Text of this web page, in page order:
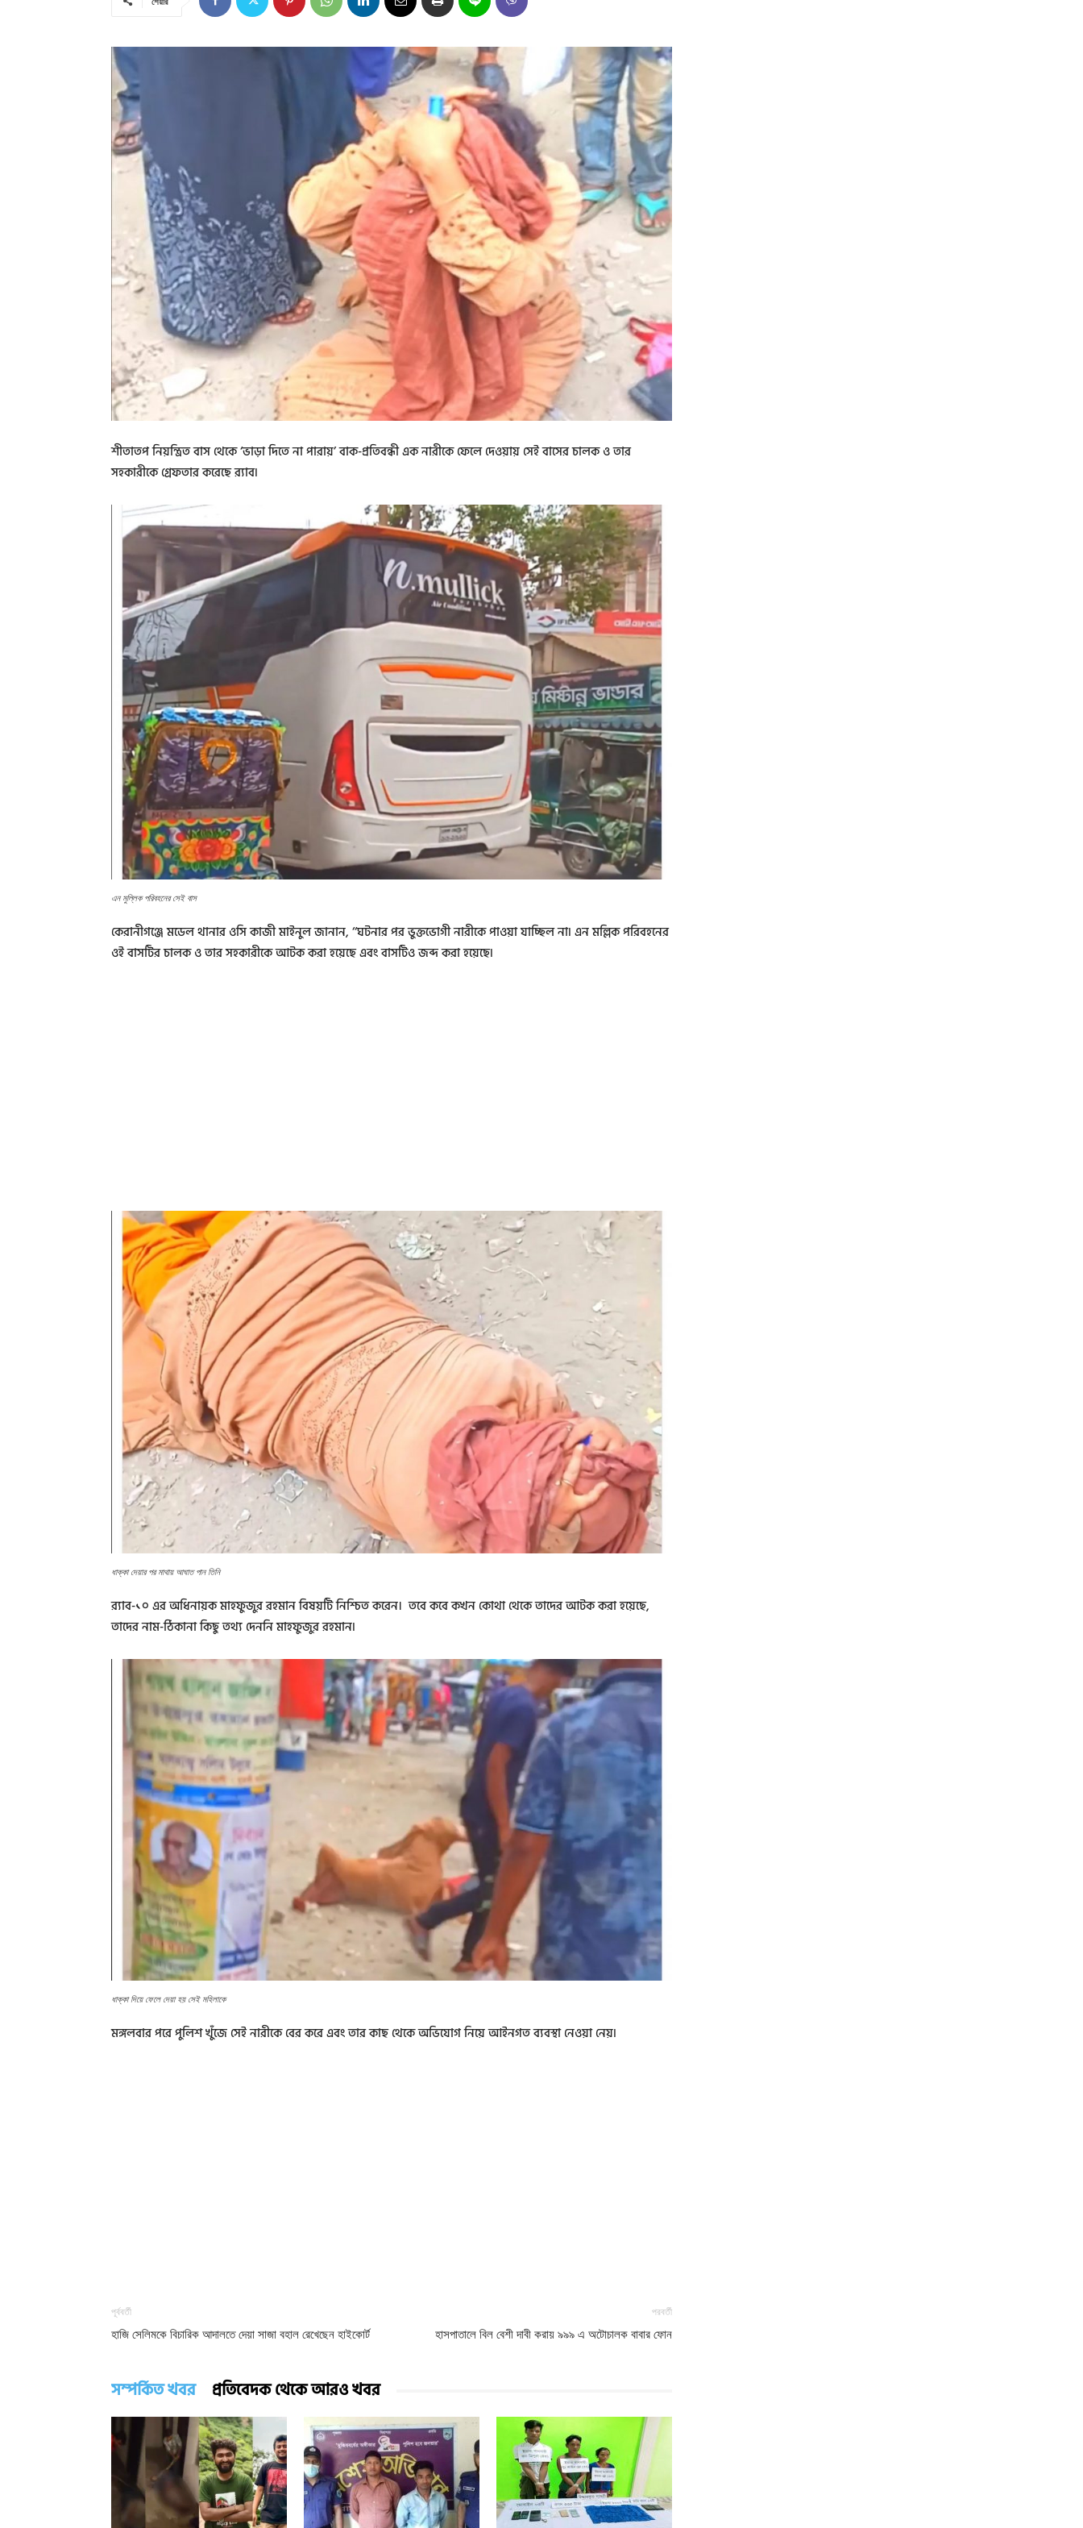
শীতাতপ নিয়ন্ত্রিত বাস থেকে ‘ভাড়া দিতে না পারায়’ বাক-প্রতিবন্ধী এক নারীকে ফেলে দেওয়ায় সেই বাসের চালক ও তার
সহকারীকে গ্রেফতার করেছে র‌্যাব৷
এন মুল্লিক পরিবহনের সেই বাস
কেরানীগঞ্জে মডেল থানার ওসি কাজী মাইনুল জানান, ‘‘ঘটনার পর ভুক্তভোগী নারীকে পাওয়া যাচ্ছিল না৷ এন মল্লিক পরিবহনের
ওই বাসটির চালক ও তার সহকারীকে আটক করা হয়েছে এবং বাসটিও জব্দ করা হয়েছে৷
ধাক্কা দেয়ার পর মাথায় আঘাত পান তিনি
র‌্যাব-১০ এর অধিনায়ক মাহফুজুর রহমান বিষয়টি নিশ্চিত করেন। তবে কবে কখন কোথা থেকে তাদের আটক করা হয়েছে,
তাদের নাম-ঠিকানা কিছু তথ্য দেননি মাহফুজুর রহমান৷
ধাক্কা দিয়ে ফেলে দেয়া হয় সেই মহিলাকে
মঙ্গলবার পরে পুলিশ খুঁজে সেই নারীকে বের করে এবং তার কাছ থেকে অভিযোগ নিয়ে আইনগত ব্যবস্থা নেওয়া নেয়৷
পূর্ববর্তী
হাজি সেলিমকে বিচারিক আদালতে দেয়া সাজা বহাল রেখেছেন হাইকোর্ট
পরবর্তী
হাসপাতালে বিল বেশী দাবী করায় ৯৯৯ এ অটোচালক বাবার ফোন
সম্পর্কিত খবর প্রতিবেদক থেকে আরও খবর